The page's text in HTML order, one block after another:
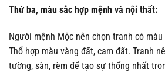
Thứ ba, màu sắc hợp mệnh và nội thất:
Người mệnh Mộc nên chọn tranh có
Thổ hợp màu vàng đất, cam đất. Tranh
tường, sàn, rèm để tạo sự thống nhất